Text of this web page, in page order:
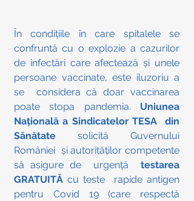
În condițiile în care spitalele se
confruntă cu o explozie a cazurilor
de infectări care afectează și unele
persoane vaccinate, este iluzoriu a
se  considera că doar vaccinarea
poate stopa pandemia. Uniunea
Națională a Sindicatelor TESA  din
Sănătate solicită Guvernului
României  și autorităților competente
să asigure de  urgență
testarea
GRATUITĂ cu teste  rapide antigen
pentru Covid 19 (care respectă